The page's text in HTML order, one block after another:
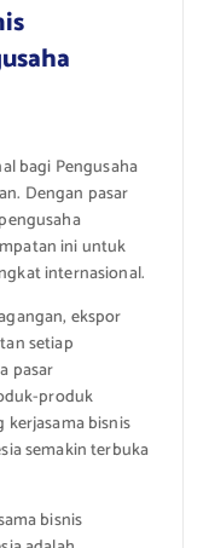
bagi Pengusaha
Dengan pasar
ini untuk
internasional.
ekspor
setiap
pasar
produk
kerjasama bisnis
semakin terbuka
bisnis